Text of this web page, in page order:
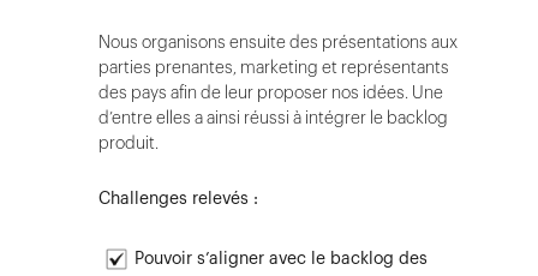
Nous organisons ensuite des présentations aux
parties prenantes, marketing et représentants
des pays afin de leur proposer nos idées. Une
d’entre elles a ainsi réussi à intégrer le backlog
produit.
Challenges relevés :
Pouvoir s’aligner avec le backlog des